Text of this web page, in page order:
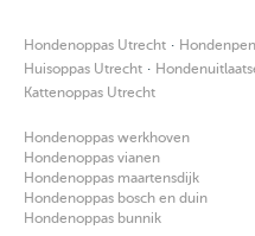
Hondenoppas Utrecht ·
Huisoppas Utrecht ·
Kattenoppas Utrecht
Hondenoppas werkhoven
Hondenoppas vianen
Hondenoppas maartensdijk
Hondenoppas bosch en duin
Hondenoppas bunnik